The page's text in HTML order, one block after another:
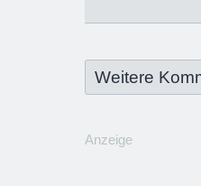
Weitere
Anzeige